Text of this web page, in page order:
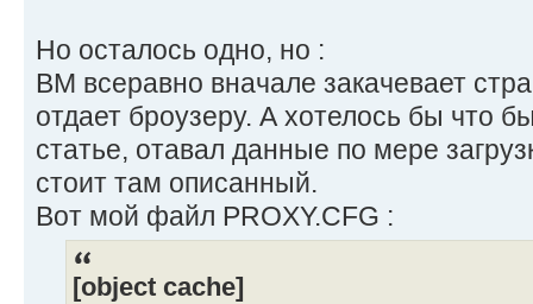
Но осталось одно, но :
BM всеравно вначале закачевает
отдает броузеру. А хотелось бы что
статье, отавал данные по мере
стоит там описанный.
Вот мой файл PROXY.CFG :
[object cache]